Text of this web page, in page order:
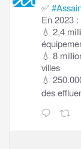
✅
En 2023 :
💧 2,4
💧 8
villes
💧
des